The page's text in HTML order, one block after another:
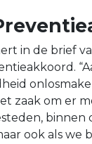
in de brief
zaak om er
binnen
ook als we